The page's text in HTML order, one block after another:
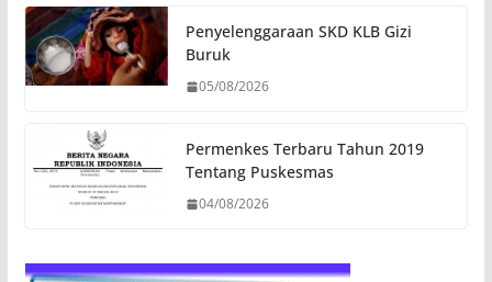
Penyelenggaraan SKD KLB Gizi
Buruk
05/08/2026
Permenkes Terbaru Tahun 2019
Tentang Puskesmas
04/08/2026